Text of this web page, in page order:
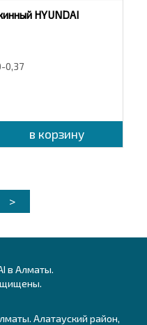
HYUNDAI
0,37
в корзину
>
в Алматы.
Алатауский район,